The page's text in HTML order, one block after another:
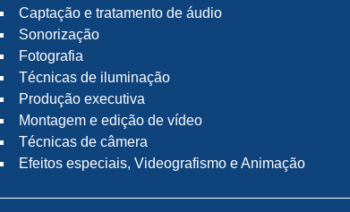
Captação e tratamento de áudio
Sonorização
Fotografia
Técnicas de iluminação
Produção executiva
Montagem e edição de vídeo
Técnicas de câmera
Efeitos especiais, Videografismo e Animação